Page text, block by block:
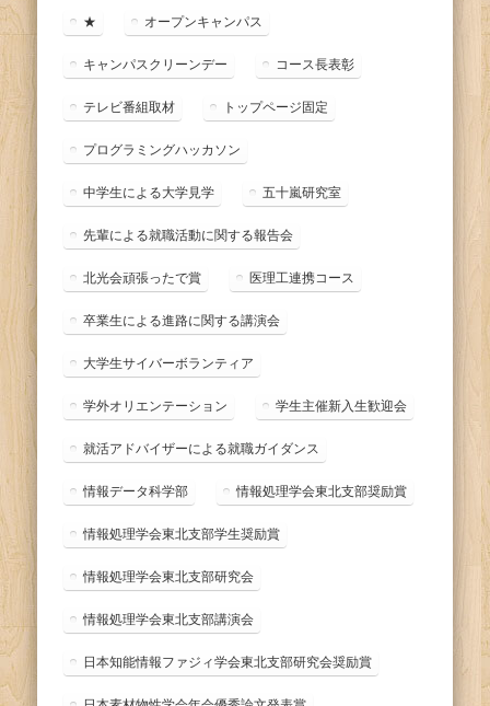
ー ★ オープンキャンパス
キャンパスクリーンデー コース長表彰
テレビ番組取材 トップページ固定
プログラミングハッカソン
中学生による大学見学 五十嵐研究室
先輩による就職活動に関する報告会
北光会頑張ったで賞 医理工連携コース
卒業生による進路に関する講演会
大学生サイバーボランティア
学外オリエンテーション 学生主催新入生歓迎会
就活アドバイザーによる就職ガイダンス
情報データ科学部 情報処理学会東北支部奨励賞
情報処理学会東北支部学生奨励賞
情報処理学会東北支部研究会
情報処理学会東北支部講演会
日本知能情報ファジィ学会東北支部研究会奨励賞